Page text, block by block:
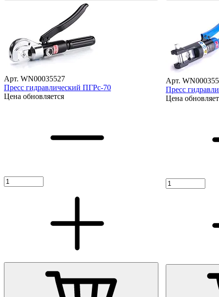
Арт. WN00035527
Пресс гидравлический ПГРс-70
Цена обновляется
Арт.
Пресс
Цена